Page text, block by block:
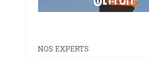
NOS EXPERTS